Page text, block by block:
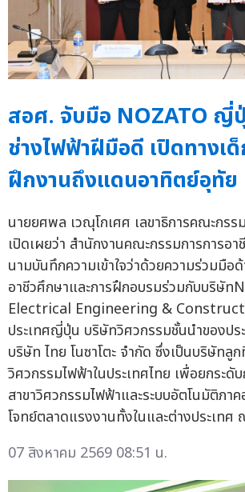
สอศ. จับมือ NOZATO ญี่
ช่างไฟฟ้าฝีมือดี เปิดทางเด็
ฝึกงานถึงแดนอาทิตย์อุทัย
นายยศพล เวณุโกเศศ เลขาธิการคณะกรร
เปิดเผยว่า สำนักงานคณะกรรมการการอ
นามบันทึกความเข้าใจว่าด้วยความร่วมมือ
อาชีวศึกษาและการฝึกอบรมร่วมกับบริษัท
Electrical Engineering &
ประเทศญี่ปุ่น บริษัทวิศวกรรมชั้นนำของป
บริษัท ไทย โนซาโตะ จำกัด ซึ่งเป็นบริษัทลู
วิศวกรรมไฟฟ้าในประเทศไทย เพื่อยกระดั
สาขาวิศวกรรมไฟฟ้าและระบบอัตโนมัติภา
โจทย์ตลาดแรงงานทั้งในและต่างประเทศ
07 สิงหาคม 2569 08:51 น.